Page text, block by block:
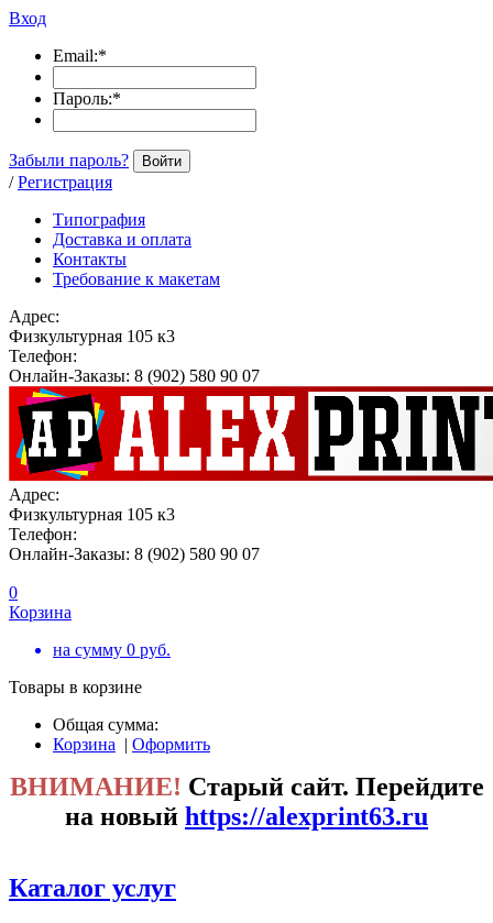
Вход
Email:*
Пароль:*
Забыли пароль? Войти
/ Регистрация
Типография
Доставка и оплата
Контакты
Требование к макетам
Адрес:
Физкультурная 105 к3
Телефон:
Онлайн-Заказы: 8 (902) 580 90 07
Адрес:
Физкультурная 105 к3
Телефон:
Онлайн-Заказы: 8 (902) 580 90 07
0
Корзина
на сумму 0 руб.
Товары в корзине
Общая сумма:
Корзина | Оформить
ВНИМАНИЕ! Старый сайт. Перейдите
на новый https://alexprint63.ru
Каталог услуг